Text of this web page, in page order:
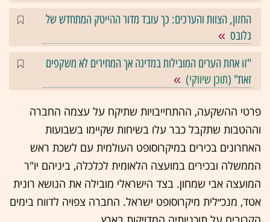
החזון, הצוות והערכים: כך עובד מדור ההייטק המתחדש של
גלובס
"זו אחת הערים המובילות במדינה אך המחירים לא משקפים
זאת" (תוכן שיווקי)
פרטי ההשקעה, ההתחייבויות שתיקח על עצמה החברה
וההטבות שתקבל כבר עלו בשיחות שקיימו בשבועות
האחרונים בכירים במיקרוסופט העולמית עם לשכת ראש
הממשלה ובכירים במועצה הלאומית לכלכלה, ביניהם יו"ר
המועצה אבי שמחון. בצד הישראלי מובילה את הנושא רונית
אטד, מנכ״לית מיקרוסופט ישראל. החברה צפויה לדווח בימים